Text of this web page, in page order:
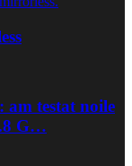
am testat noile
G…